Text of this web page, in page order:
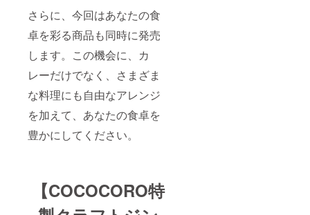
さらに、今回はあなたの食
卓を彩る商品も同時に発売
します。この機会に、カ
レーだけでなく、さまざま
な料理にも自由なアレンジ
を加えて、あなたの食卓を
豊かにしてください。
【COCOCORO特